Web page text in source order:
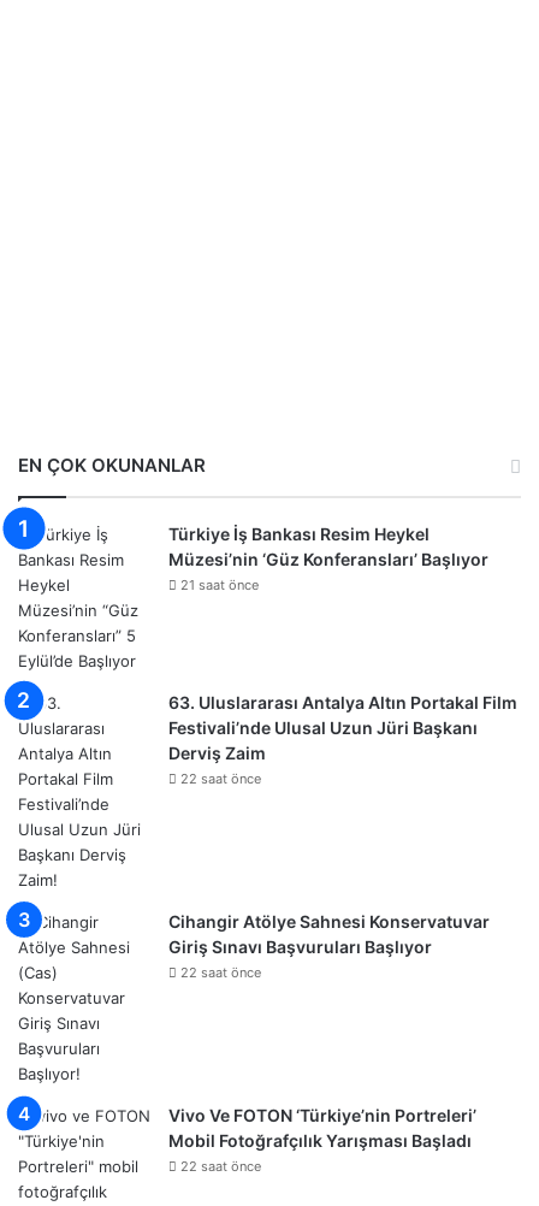
EN ÇOK OKUNANLAR
Türkiye İş Bankası Resim Heykel
Müzesi’nin ‘Güz Konferansları’ Başlıyor
21 saat önce
63. Uluslararası Antalya Altın Portakal Film
Festivali’nde Ulusal Uzun Jüri Başkanı
Derviş Zaim
22 saat önce
Cihangir Atölye Sahnesi Konservatuvar
Giriş Sınavı Başvuruları Başlıyor
22 saat önce
Vivo Ve FOTON ‘Türkiye’nin Portreleri’
Mobil Fotoğrafçılık Yarışması Başladı
22 saat önce